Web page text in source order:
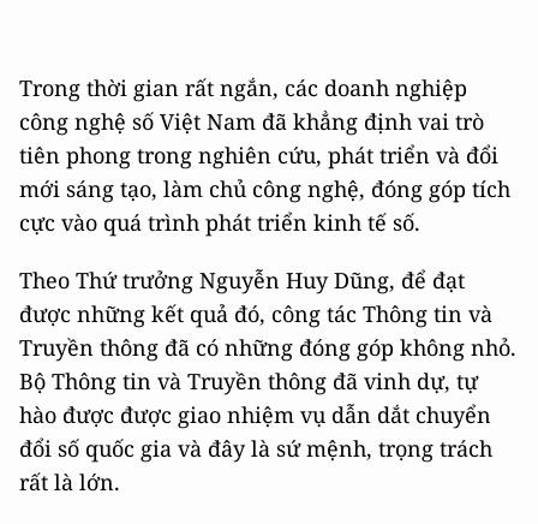
Trong thời gian rất ngắn, các doanh nghiệp
công nghệ số Việt Nam đã khẳng định vai trò
tiên phong trong nghiên cứu, phát triển và đổi
mới sáng tạo, làm chủ công nghệ, đóng góp tích
cực vào quá trình phát triển kinh tế số.
Theo Thứ trưởng Nguyễn Huy Dũng, để đạt
được những kết quả đó, công tác Thông tin và
Truyền thông đã có những đóng góp không nhỏ.
Bộ Thông tin và Truyền thông đã vinh dự, tự
hào được được giao nhiệm vụ dẫn dắt chuyển
đổi số quốc gia và đây là sứ mệnh, trọng trách
rất là lớn.